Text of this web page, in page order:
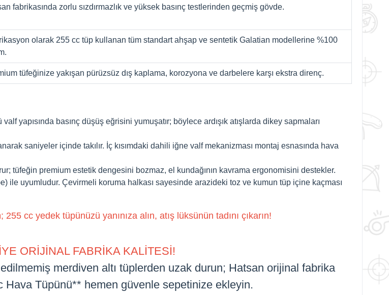
fabrikasında zorlu sızdırmazlık ve yüksek basınç testlerinden geçmiş gövde.
olarak 255 cc tüp kullanan tüm standart ahşap ve sentetik Galatian modellerine %100
tüfeğinize yakışan pürüzsüz dış kaplama, korozyona ve darbelere karşı ekstra direnç.
yapısında basınç düşüş eğrisini yumuşatır; böylece ardışık atışlarda dikey sapmaları
saniyeler içinde takılır. İç kısımdaki dahili iğne valf mekanizması montaj esnasında hava
tüfeğin premium estetik dengesini bozmaz, el kundağının kavrama ergonomisini destekler.
ile uyumludur. Çevirmeli koruma halkası sayesinde arazideki toz ve kumun tüp içine kaçması
cc yedek tüpünüzü yanınıza alın, atış lüksünün tadını çıkarın!
ORİJİNAL FABRİKA KALİTESİ!
merdiven altı tüplerden uzak durun; Hatsan orijinal fabrika
Hava Tüpünü** hemen güvenle sepetinize ekleyin.